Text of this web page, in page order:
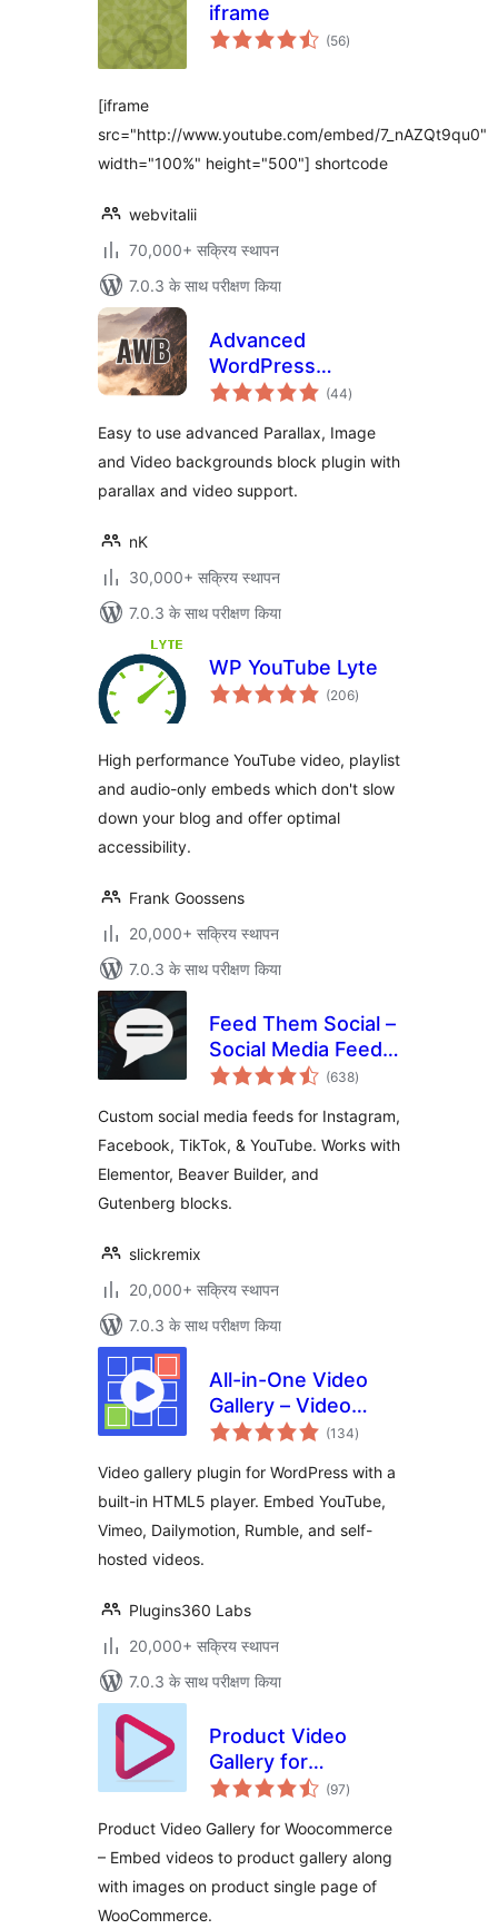
iframe
(56कुल
दर)
[iframe
src="http://www.youtube.com/embed/7_nAZQt9qu0"
width="100%" height="500"] shortcode
webvitalii
70,000+ सक्रिय स्थापन
7.0.3 के साथ परीक्षण किया
Advanced
WordPress
Backgrounds(44कुल
दर)
Easy to use advanced Parallax, Image
and Video backgrounds block plugin with
parallax and video support.
nK
30,000+ सक्रिय स्थापन
7.0.3 के साथ परीक्षण किया
WP YouTube Lyte
(206कुल
दर)
High performance YouTube video, playlist
and audio-only embeds which don't slow
down your blog and offer optimal
accessibility.
Frank Goossens
20,000+ सक्रिय स्थापन
7.0.3 के साथ परीक्षण किया
Feed Them Social –
Social Media Feeds,
Video, and Photo
(638कुल
दर)
Custom social media feeds for Instagram,
Facebook, TikTok, & YouTube. Works with
Elementor, Beaver Builder, and
Gutenberg blocks.
slickremix
20,000+ सक्रिय स्थापन
7.0.3 के साथ परीक्षण किया
All-in-One Video
Gallery – Video
Player & Galleries
& Self-Hosted
Videos
(134कुल
दर)
Video gallery plugin for WordPress with a
built-in HTML5 player. Embed YouTube,
Vimeo, Dailymotion, Rumble, and self-
hosted videos.
Plugins360 Labs
20,000+ सक्रिय स्थापन
7.0.3 के साथ परीक्षण किया
Product Video
Gallery for
Woocommerce
(97कुल
दर)
Product Video Gallery for Woocommerce
– Embed videos to product gallery along
with images on product single page of
WooCommerce.